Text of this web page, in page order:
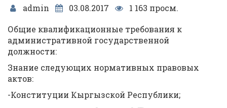
admin 03.08.2017
1 163 просм.
Общие квалификационные требования к
административной государственной
должности:
Знание следующих нормативных правовых
актов:
-Конституции Кыргызской Республики;